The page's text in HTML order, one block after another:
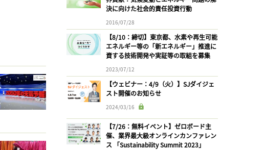
決に向けた社会的責任投資行動
2016/07/28
【8/10：締切】東京都、水素や再生可能
エネルギー等の「新エネルギー」推進に
資する技術開発や実証等の取組を募集
2023/07/12
【ウェビナー：4/9（火）】SJダイジェ
スト開催のお知らせ
2024/03/16
【7/26：無料イベント】ゼロボード主
催、業界最大級オンラインカンファレン
ス 「Sustainability Summit 2023」